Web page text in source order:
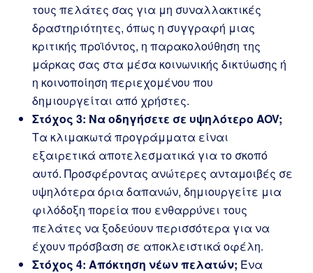
τους πελάτες σας για μη συναλλακτικές
δραστηριότητες, όπως η συγγραφή μιας
κριτικής προϊόντος, η παρακολούθηση της
μάρκας σας στα μέσα κοινωνικής δικτύωσης ή
η κοινοποίηση περιεχομένου που
δημιουργείται από χρήστες.
Στόχος 3: Να οδηγήσετε σε υψηλότερο AOV;
Τα κλιμακωτά προγράμματα είναι
εξαιρετικά αποτελεσματικά για το σκοπό
αυτό. Προσφέροντας ανώτερες ανταμοιβές σε
υψηλότερα όρια δαπανών, δημιουργείτε μια
φιλόδοξη πορεία που ενθαρρύνει τους
πελάτες να ξοδεύουν περισσότερα για να
έχουν πρόσβαση σε αποκλειστικά οφέλη.
Στόχος 4: Απόκτηση νέων πελατών; Ένα